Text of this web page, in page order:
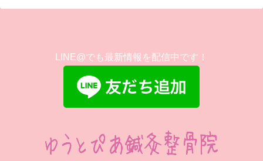
LINE@でも最新情報を配信中です！